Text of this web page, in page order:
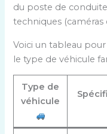
du poste de
techniques (caméras
Voici un tableau
le type de véhicule
Type de
véhicule